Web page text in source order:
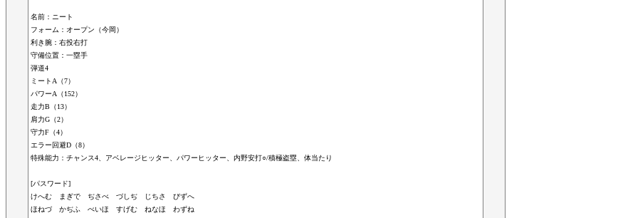
名前：ニート
フォーム：オープン（今岡）
利き腕：右投右打
守備位置：一塁手
弾道4
ミートA（7）
パワーA（152）
走力B（13）
肩力G（2）
守力F（4）
エラー回避D（8）
特殊能力：チャンス4、アベレージヒッター、パワーヒッター、内野安打○/積極盗塁、体当たり
[パスワード]
けへむ まぎで ぢさべ づしぢ じちさ びずへ
ほねづ かぢふ べいほ すげむ ねなほ わずね